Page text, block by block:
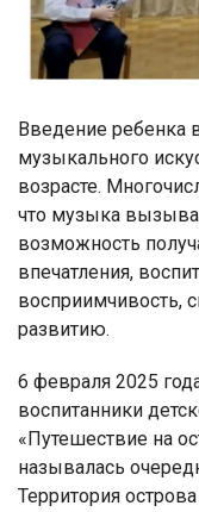
Введение ребенка
музыкального
возрасте.
что музыка
возможность
впечатления,
восприимчивость,
развитию.
6 февраля 2025
воспитанники
«Путешествие на
называлась
Территория